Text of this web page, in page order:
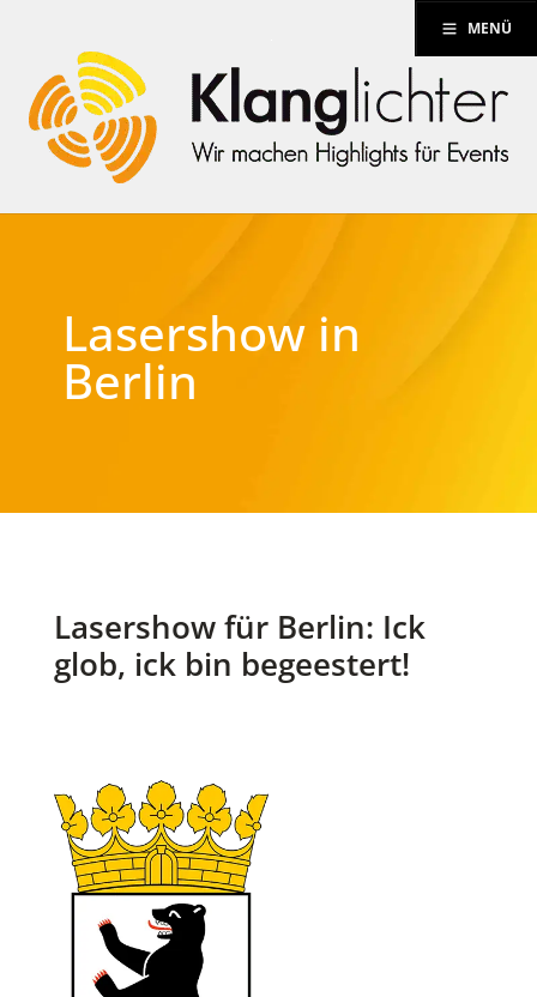
MENÜ
Lasershow in
Berlin
Lasershow für Berlin: Ick
glob, ick bin begeestert!